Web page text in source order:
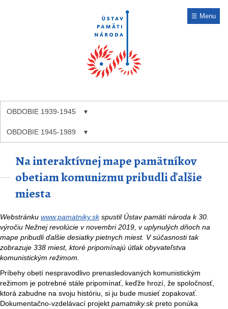
☰ Menu
OBDOBIE 1939-1945
OBDOBIE 1945-1989
Na interaktívnej mape pamätníkov
obetiam komunizmu pribudli ďalšie
miesta
Webstránku www.pamatniky.skspustil Ústav pamäti národa k 30.
výročiu Nežnej revolúcie v novembri 2019, v uplynulých dňoch na
mape pribudli ďalšie desiatky pietnych miest. V súčasnosti tak
zobrazuje 338 miest, ktoré pripomínajú útlak obyvateľstva
komunistickým režimom.
Príbehy obetí nespravodlivo prenasledovaných komunistickým
režimom je potrebné stále pripomínať, keďže hrozí, že spoločnosť,
ktorá zabudne na svoju históriu, si ju bude musieť zopakovať.
Dokumentačno-vzdelávací projekt pamatniky.sk preto ponúka